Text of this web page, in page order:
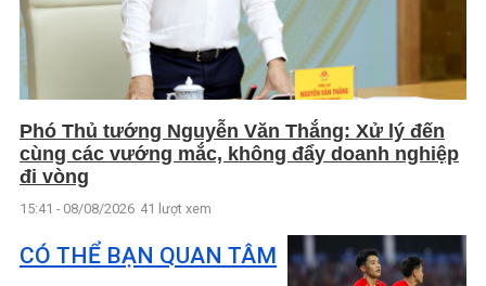
Phó Thủ tướng Nguyễn Văn Thắng: Xử lý đến
cùng các vướng mắc, không đẩy doanh nghiệp
đi vòng
15:41 - 08/08/2026 41 lượt xem
CÓ THỂ BẠN QUAN TÂM